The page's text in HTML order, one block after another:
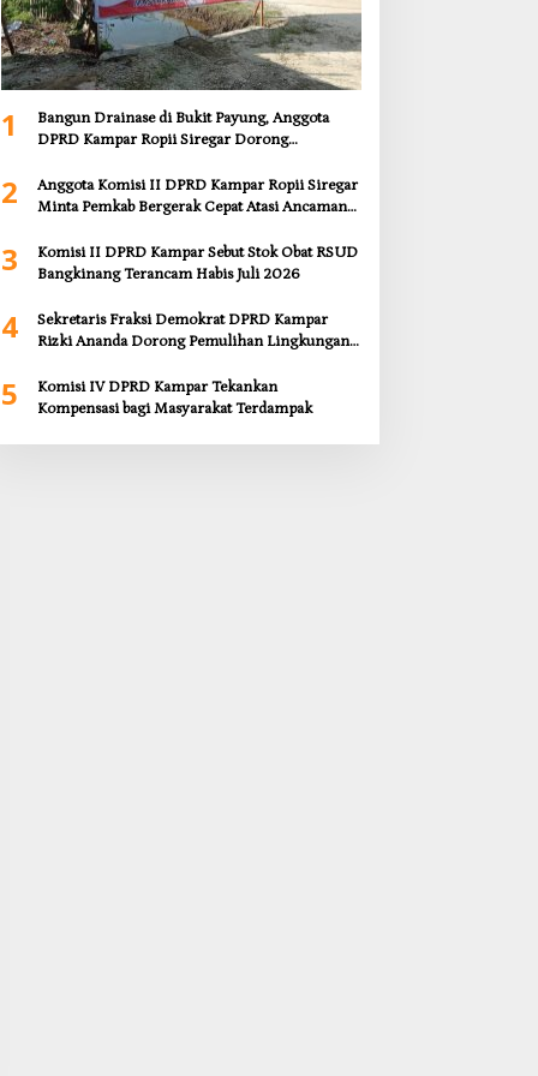
1
Bangun Drainase di Bukit Payung, Anggota
DPRD Kampar Ropii Siregar Dorong
Dasar
2
Anggota Komisi II DPRD Kampar Ropii Siregar
Minta Pemkab Bergerak Cepat Atasi Ancaman
Dihati
3
Komisi II DPRD Kampar Sebut Stok Obat RSUD
Bangkinang Terancam Habis Juli 2026
4
Sekretaris Fraksi Demokrat DPRD Kampar
Rizki Ananda Dorong Pemulihan Lingkungan
5
Komisi IV DPRD Kampar Tekankan
Kompensasi bagi Masyarakat Terdampak